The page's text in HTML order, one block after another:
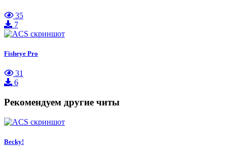
35
7
Fisheye Pro
31
6
Рекомендуем другие читы
Becky!